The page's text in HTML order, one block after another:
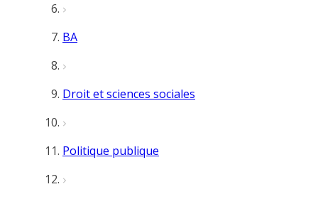
BA
Droit et sciences sociales
Politique publique